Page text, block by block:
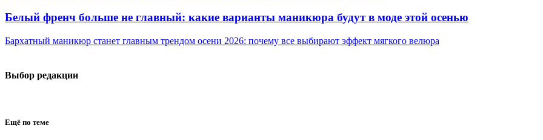
Белый френч больше не главный: какие варианты маникюра будут в моде этой осенью
Бархатный маникюр станет главным трендом осени 2026: почему все выбирают эффект мягкого велюра
Выбор редакции
Ещё по теме